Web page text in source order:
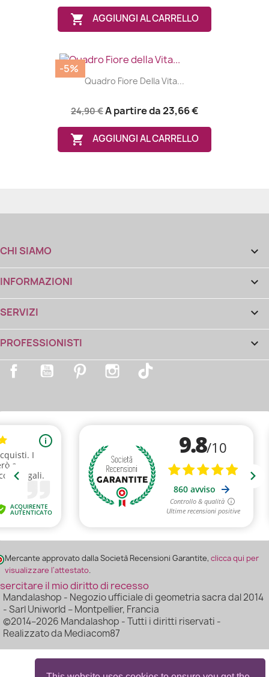
(5
 AGGIUNGI AL CARRELLO
Quadro Fiore Della Vita...
24,90 €A partire da23,66 €
 AGGIUNGI AL CARRELLO
-5%
CHI SIAMO 
INFORMAZIONI 
SERVIZI 
PROFESSIONISTI 
Facebook YouTube Pinterest Instagram
Mercante approvato dalla Società Recensioni Garantite, clicca qui per
visualizzare l'attestato.
il mio diritto di recesso
Mandalashop - Negozio ufficiale di geometria sacra dal 2014
- Sarl Uniworld – Montpellier, Francia
©2014–2026 Mandalashop - Tutti i diritti riservati -
Realizzato da Mediacom87